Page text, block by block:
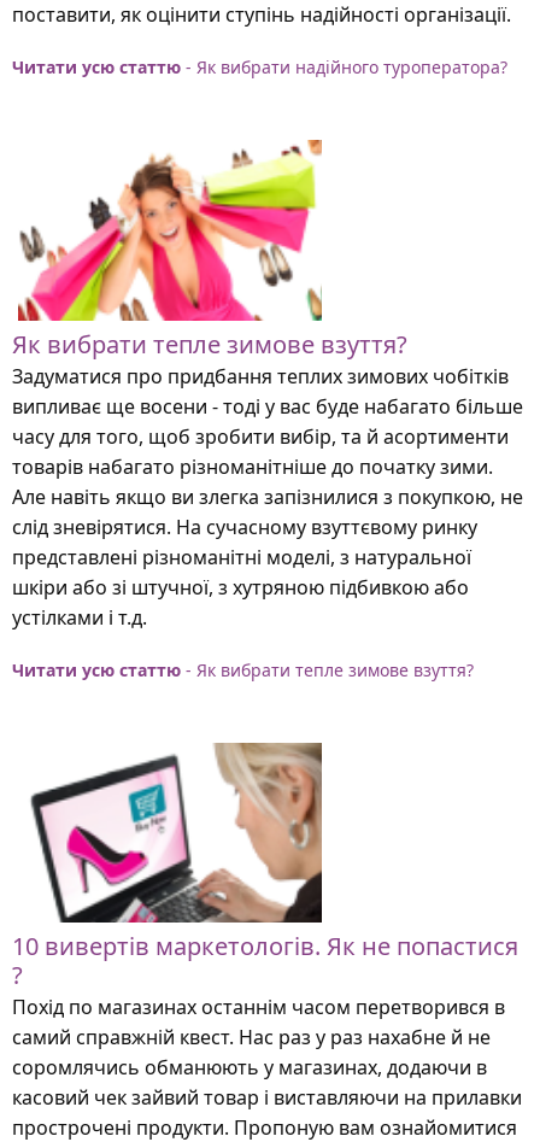
поставити, як оцінити ступінь надійності організації.
Читати усю статтю - Як вибрати надійного туроператора?
Як вибрати тепле зимове взуття?
Задуматися про придбання теплих зимових чобітків
випливає ще восени - тоді у вас буде набагато більше
часу для того, щоб зробити вибір, та й асортименти
товарів набагато різноманітніше до початку зими.
Але навіть якщо ви злегка запізнилися з покупкою, не
слід зневірятися. На сучасному взуттєвому ринку
представлені різноманітні моделі, з натуральної
шкіри або зі штучної, з хутряною підбивкою або
устілками і т.д.
Читати усю статтю - Як вибрати тепле зимове взуття?
10 вивертів маркетологів. Як не попастися
?
Похід по магазинах останнім часом перетворився в
самий справжній квест. Нас раз у раз нахабне й не
соромлячись обманюють у магазинах, додаючи в
касовий чек зайвий товар і виставляючи на прилавки
прострочені продукти. Пропоную вам ознайомитися